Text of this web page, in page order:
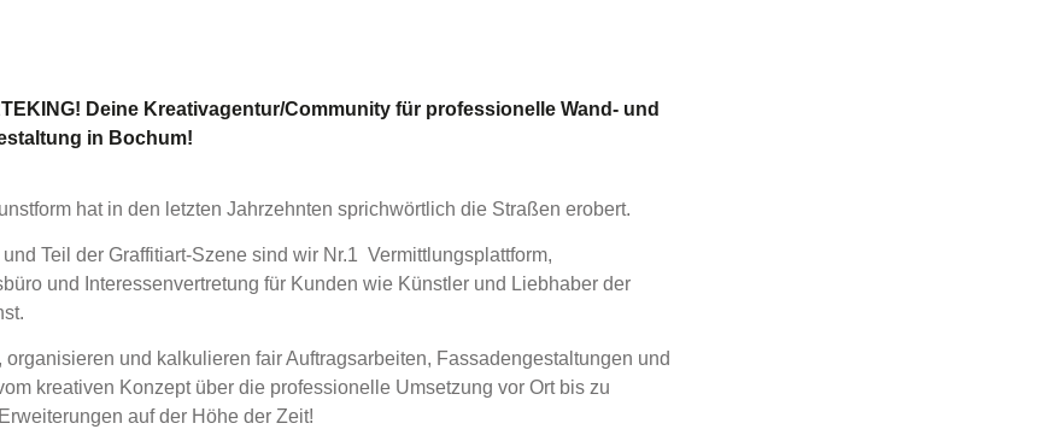
Deine Kreativagentur/Community für professionelle Wand- und
in Bochum!
hat in den letzten Jahrzehnten sprichwörtlich die Straßen erobert.
Teil der Graffitiart-Szene sind wir Nr.1 Vermittlungsplattform,
und Interessenvertretung für Kunden wie Künstler und Liebhaber der
organisieren und kalkulieren fair Auftragsarbeiten, Fassadengestaltungen und
kreativen Konzept über die professionelle Umsetzung vor Ort bis zu
auf der Höhe der Zeit!